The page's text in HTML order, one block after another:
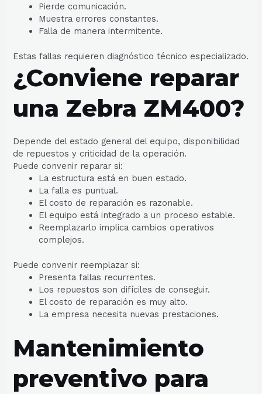
Pierde comunicación.
Muestra errores constantes.
Falla de manera intermitente.
Estas fallas requieren diagnóstico técnico especializado.
¿Conviene reparar
una Zebra ZM400?
Depende del estado general del equipo, disponibilidad
de repuestos y criticidad de la operación.
Puede convenir reparar si:
La estructura está en buen estado.
La falla es puntual.
El costo de reparación es razonable.
El equipo está integrado a un proceso estable.
Reemplazarlo implica cambios operativos
complejos.
Puede convenir reemplazar si:
Presenta fallas recurrentes.
Los repuestos son difíciles de conseguir.
El costo de reparación es muy alto.
La empresa necesita nuevas prestaciones.
Mantenimiento
preventivo para